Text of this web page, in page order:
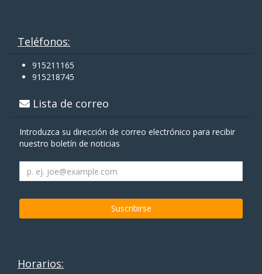
Teléfonos:
915211165
915218745
Lista de correo
Introduzca su dirección de correo electrónico para recibir
nuestro boletín de noticias
Horarios: